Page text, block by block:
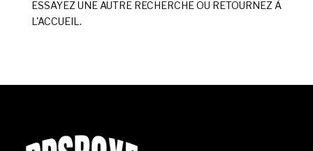
ESSAYEZ UNE AUTRE RECHERCHE OU RETOURNEZ À
L'ACCUEIL.